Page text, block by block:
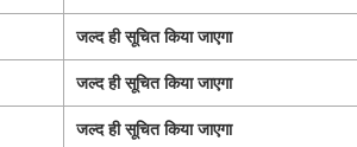
जल्द ही सूचित किया जाएगा
जल्द ही सूचित किया जाएगा
जल्द ही सूचित किया जाएगा